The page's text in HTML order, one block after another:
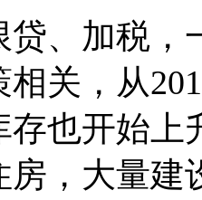
贷、加税，
相关，从
也开始上
房，大量建